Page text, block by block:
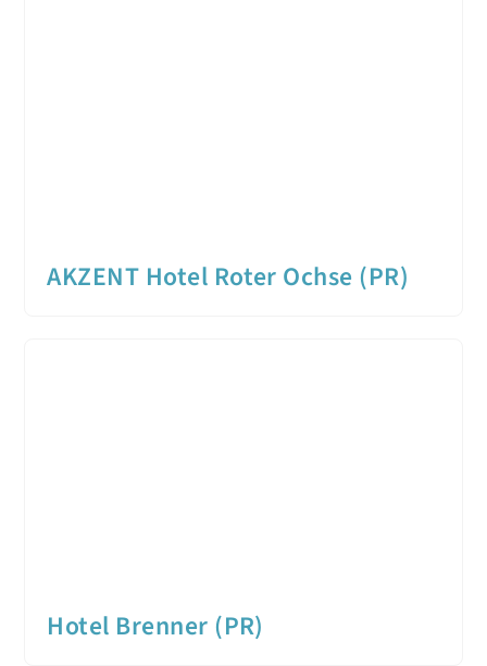
AKZENT Hotel Roter Ochse (PR)
Hotel Brenner (PR)